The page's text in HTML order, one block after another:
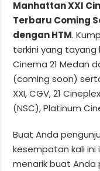
Manhattan XXI
Terbaru Coming
dengan HTM.
terkini yang tayang
Cinema 21 Medan
(coming soon)
XXI, CGV, 21
(NSC), Platinum
Buat Anda
kesempatan kali ini
menarik buat